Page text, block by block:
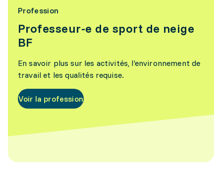
Profession
Professeur-e de sport de neige
BF
En savoir plus sur les activités, l’environnement de
travail et les qualités requise.
Voir la profession